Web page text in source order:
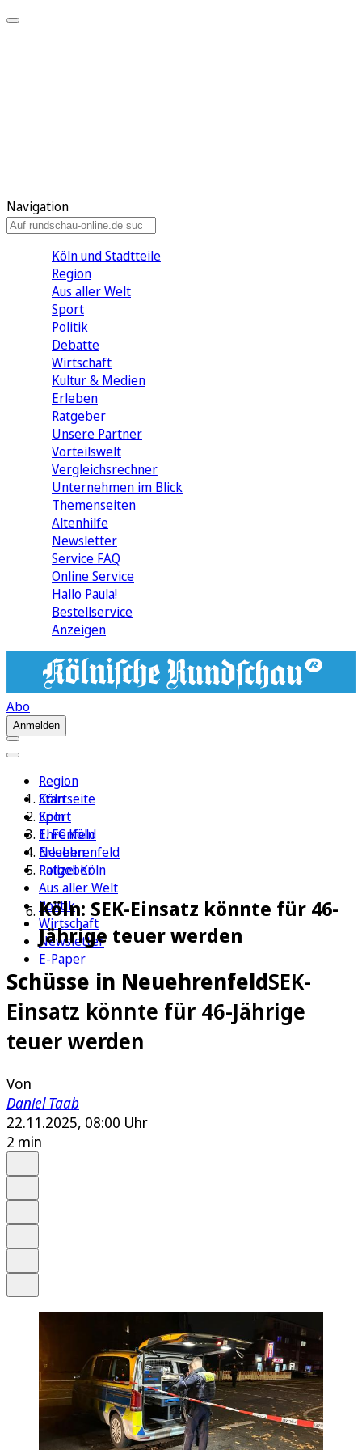
Navigation
Köln und Stadtteile
Region
Aus aller Welt
Sport
Politik
Debatte
Wirtschaft
Kultur & Medien
Erleben
Ratgeber
Unsere Partner
Vorteilswelt
Vergleichsrechner
Unternehmen im Blick
Themenseiten
Altenhilfe
Newsletter
Service FAQ
Online Service
Hallo Paula!
Bestellservice
Anzeigen
Abo
Anmelden
Region
Köln
Sport
1. FC Köln
Erleben
Ratgeber
Aus aller Welt
Politik
Wirtschaft
Newsletter
E-Paper
Startseite
Köln
Ehrenfeld
Neuehrenfeld
Polizei Köln
Köln: SEK-Einsatz könnte für 46-
Jährige teuer werden
Schüsse in NeuehrenfeldSEK-
Einsatz könnte für 46-Jährige
teuer werden
Von
Daniel Taab
22.11.2025, 08:00 Uhr
2 min